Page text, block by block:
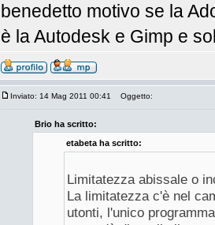
benedetto motivo se la
è la Autodesk e Gimp e
Inviato: 14 Mag 2011 00:41 Oggetto:
Brio ha scritto:
etabeta ha scritto:
Limitatezza abissale o
La limitatezza c'è nel
utonti, l'unico